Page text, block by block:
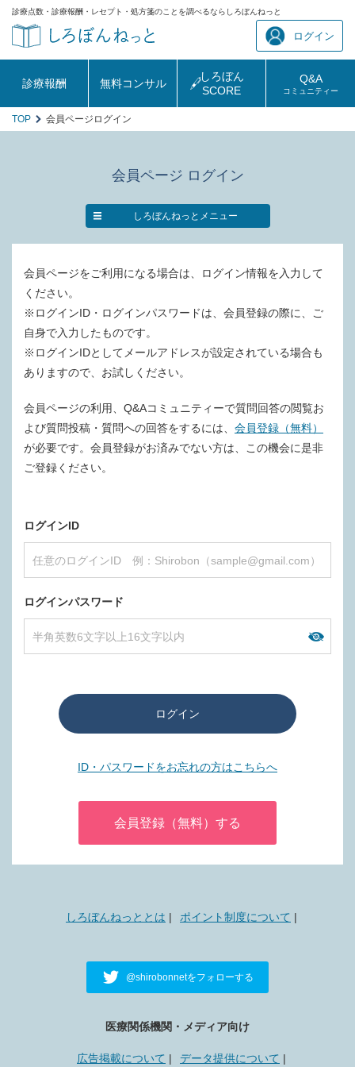
診療点数・診療報酬・レセプト・処方箋のことを調べるならしろぼんねっと
ログイン
診療報酬 無料コンサル
しろぼん
SCORE
Q&A
コミュニティー
TOP 会員ページログイン
会員ページ ログイン
しろぼんねっとメニュー
会員ページをご利用になる場合は、ログイン情報を入力して
ください。
※ログインID・ログインパスワードは、会員登録の際に、ご
自身で入力したものです。
※ログインIDとしてメールアドレスが設定されている場合も
ありますので、お試しください。
会員ページの利用、Q&Aコミュニティーで質問回答の閲覧お
よび質問投稿・質問への回答をするには、 会員登録（無料）
が必要です。会員登録がお済みでない方は、この機会に是非
ご登録ください。
ログインID
ログインパスワード
ログイン
ID・パスワードをお忘れの方はこちらへ
会員登録（無料）する
しろぼんねっととは ポイント制度について
@shirobonnetをフォローする
医療関係機関・メディア向け
広告掲載について データ提供について